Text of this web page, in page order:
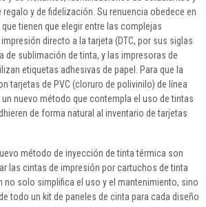
y de fidelización. Su renuencia obedece en
tienen que elegir entre las complejas
directo a la tarjeta (DTC, por sus siglas
de sublimación de tinta, y las impresoras de
etiquetas adhesivas de papel. Para que la
tarjetas de PVC (cloruro de polivinilo) de línea
nuevo método que contempla el uso de tintas
de forma natural al inventario de tarjetas
método de inyección de tinta térmica son
las cintas de impresión por cartuchos de tinta
no solo simplifica el uso y el mantenimiento, sino
todo un kit de paneles de cinta para cada diseño